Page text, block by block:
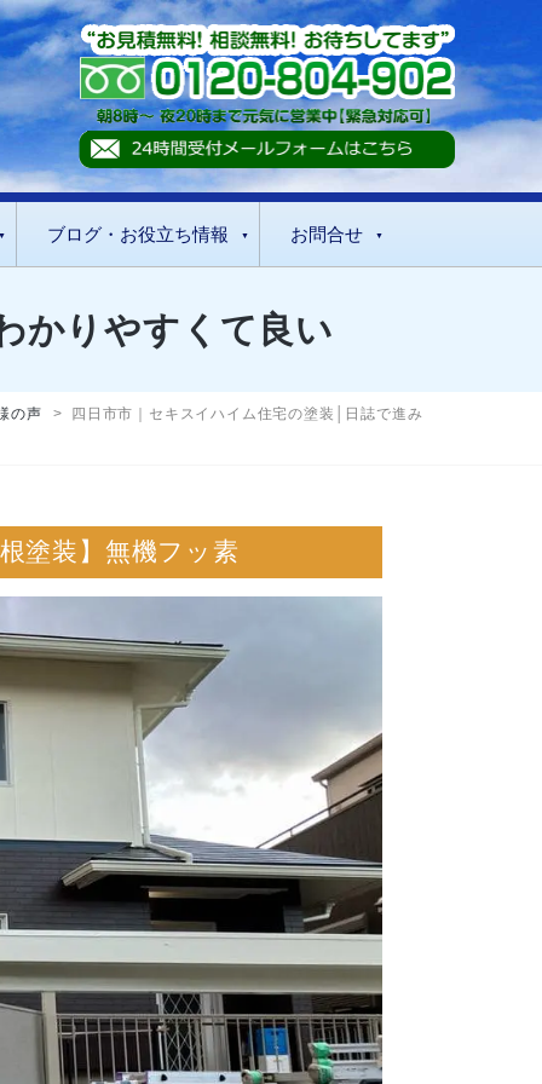
ブログ・お役立ち情報 お問合せ
かりやすくて良い
の声 > 四日市市｜セキスイハイム住宅の塗装│日誌で進み
塗装】無機フッ素